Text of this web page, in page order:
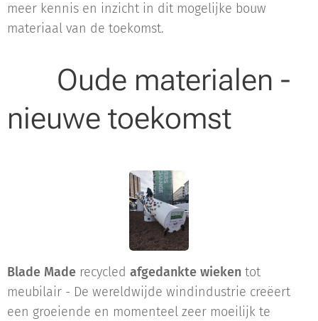
meer kennis en inzicht in dit mogelĳke bouw
materiaal van de toekomst.
Oude materialen -
nieuwe toekomst
Blade Made recycled afgedankte wieken tot
meubilair - De wereldwijde windindustrie creëert
een groeiende en momenteel zeer moeilijk te